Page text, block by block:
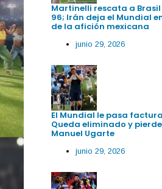
Martinelli rescata a
96; Irán deja el Mundial
de la afición mexicana
junio 29, 2026
El Mundial le pasa
Queda eliminado y
Manuel Ugarte
junio 29, 2026